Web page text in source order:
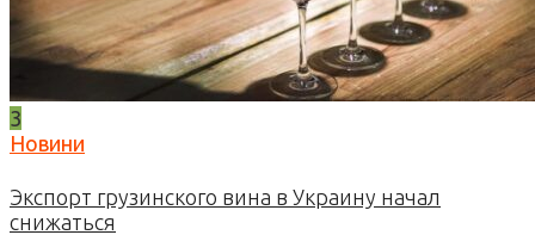
3
Новини
Экспорт грузинского вина в Украину начал
снижаться